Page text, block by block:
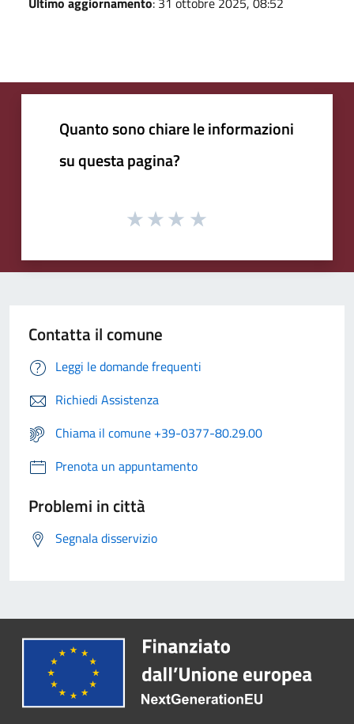
Quanto sono chiare le informazioni
su questa pagina?
Contatta il comune
Leggi le domande frequenti
Richiedi Assistenza
Chiama il comune +39-0377-80.29.00
Prenota un appuntamento
Problemi in città
Segnala disservizio